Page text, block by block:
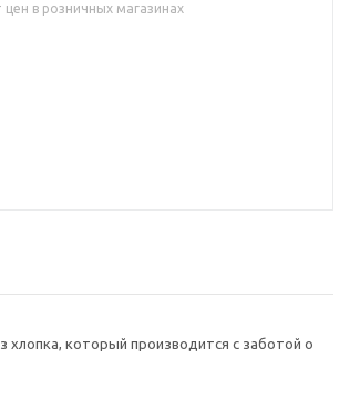
цен в розничных магазинах
хлопка, который производится с заботой о